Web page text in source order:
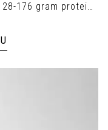
176 gram protein